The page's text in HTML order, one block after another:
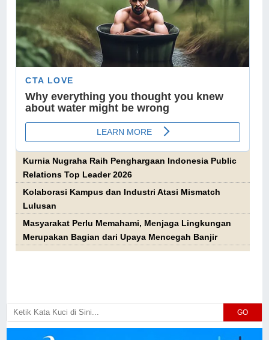
Kurnia Nugraha Raih Penghargaan Indonesia Public
Relations Top Leader 2026
Kolaborasi Kampus dan Industri Atasi Mismatch
Lulusan
Masyarakat Perlu Memahami, Menjaga Lingkungan
Merupakan Bagian dari Upaya Mencegah Banjir
GO